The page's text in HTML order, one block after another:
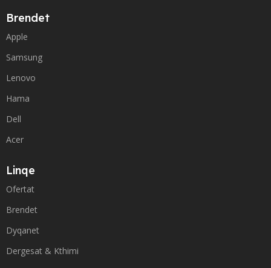
Brendet
Apple
Samsung
Lenovo
Hama
Dell
Acer
Linqe
Ofertat
Brendet
Dyqanet
Dergesat & Kthimi